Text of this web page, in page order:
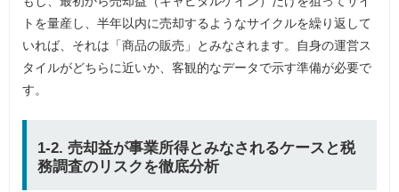
トを量産し、半年以内に売却するようなサイクルを繰り返して
いれば、それは「商品の販売」とみなされます。自身の運営ス
タイルがどちらに近いか、客観的なデータで示す準備が必要で
す。
1-2. 売却益が事業所得とみなされるケースと税
務調査のリスクを徹底分析